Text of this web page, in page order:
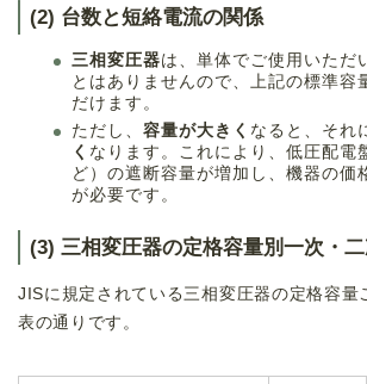
(2) 台数と短絡電流の関係
三相変圧器は、単体でご使用いただ
とはありませんので、上記の標準容
だけます。
ただし、 容量が大きく なると、それ
く なります。これにより、低圧配電
ど）の遮断容量が増加し、機器の価
が必要です。
(3) 三相変圧器の定格容量別一次・
JISに規定されている三相変圧器の定格容量
表の通りです。